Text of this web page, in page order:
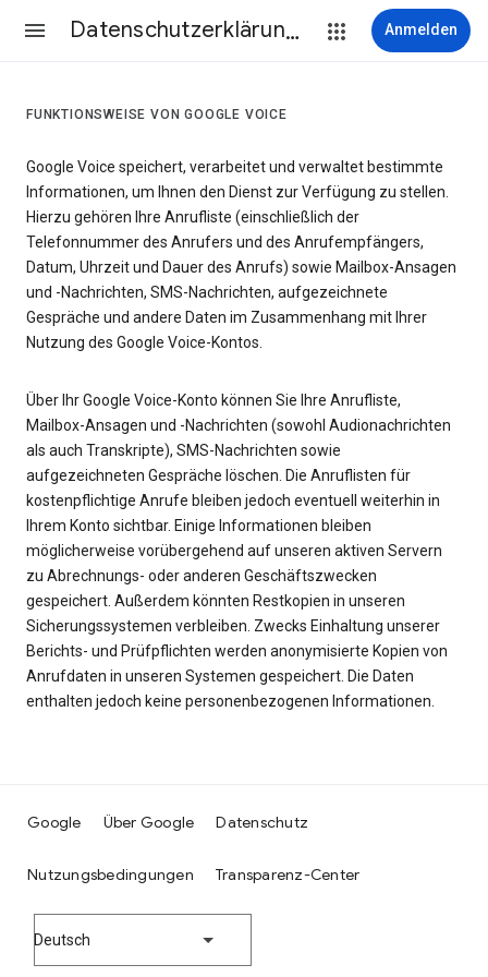
Datenschutzerklärung & Nutzungsbedingungen Anmelden
FUNKTIONSWEISE VON GOOGLE VOICE
Google Voice speichert, verarbeitet und verwaltet bestimmte
Informationen, um Ihnen den Dienst zur Verfügung zu stellen.
Hierzu gehören Ihre Anrufliste (einschließlich der
Telefonnummer des Anrufers und des Anrufempfängers,
Datum, Uhrzeit und Dauer des Anrufs) sowie Mailbox-Ansagen
und -Nachrichten, SMS-Nachrichten, aufgezeichnete
Gespräche und andere Daten im Zusammenhang mit Ihrer
Nutzung des Google Voice-Kontos.
Über Ihr Google Voice-Konto können Sie Ihre Anrufliste,
Mailbox-Ansagen und -Nachrichten (sowohl Audionachrichten
als auch Transkripte), SMS-Nachrichten sowie
aufgezeichneten Gespräche löschen. Die Anruflisten für
kostenpflichtige Anrufe bleiben jedoch eventuell weiterhin in
Ihrem Konto sichtbar. Einige Informationen bleiben
möglicherweise vorübergehend auf unseren aktiven Servern
zu Abrechnungs- oder anderen Geschäftszwecken
gespeichert. Außerdem könnten Restkopien in unseren
Sicherungssystemen verbleiben. Zwecks Einhaltung unserer
Berichts- und Prüfpflichten werden anonymisierte Kopien von
Anrufdaten in unseren Systemen gespeichert. Die Daten
enthalten jedoch keine personenbezogenen Informationen.
Google Über Google Datenschutz
Nutzungsbedingungen Transparenz-Center
Deutsch